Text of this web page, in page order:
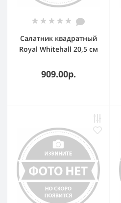
Салатник квадратный
Royal Whitehall 20,5 см
909.00р.